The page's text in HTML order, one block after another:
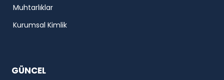
Muhtarlıklar
Kurumsal Kimlik
GÜNCEL